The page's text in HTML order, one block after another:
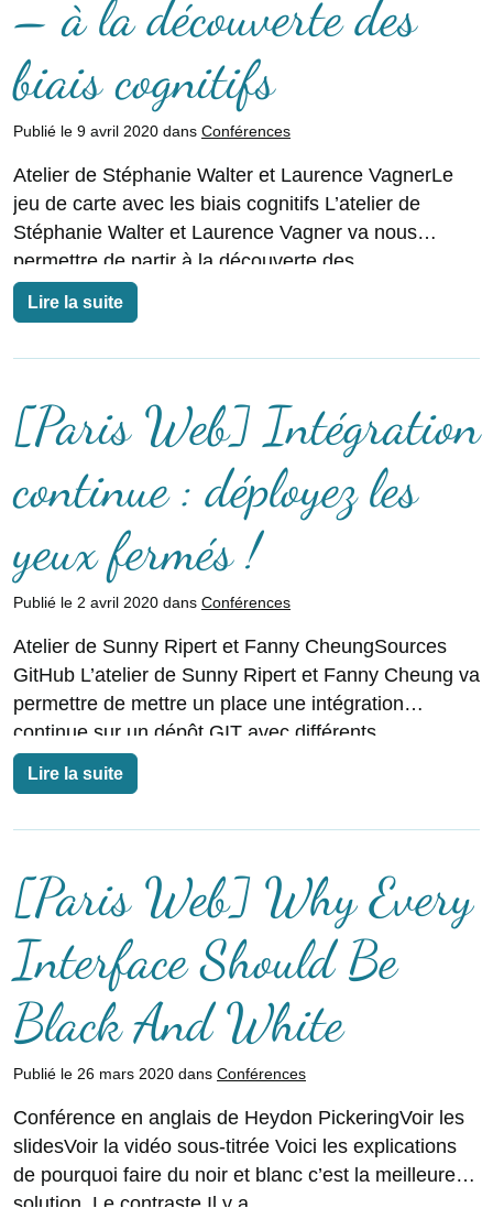
– à la découverte des
biais cognitifs
Publié le 9 avril 2020 dans Conférences
Atelier de Stéphanie Walter et Laurence VagnerLe
jeu de carte avec les biais cognitifs L’atelier de
Stéphanie Walter et Laurence Vagner va nous
permettre de partir à la découverte des
Lire la suite
[Paris Web] Intégration
continue : déployez les
yeux fermés !
Publié le 2 avril 2020 dans Conférences
Atelier de Sunny Ripert et Fanny CheungSources
GitHub L’atelier de Sunny Ripert et Fanny Cheung va
permettre de mettre un place une intégration
continue sur un dépôt GIT avec différents
Lire la suite
[Paris Web] Why Every
Interface Should Be
Black And White
Publié le 26 mars 2020 dans Conférences
Conférence en anglais de Heydon PickeringVoir les
slidesVoir la vidéo sous-titrée Voici les explications
de pourquoi faire du noir et blanc c’est la meilleure
solution. Le contraste Il y a